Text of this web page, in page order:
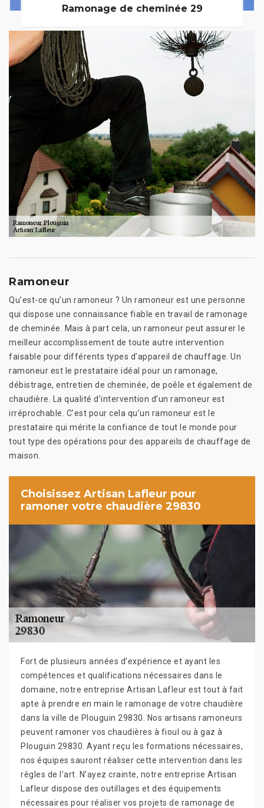
Ramonage de cheminée 29
Ramoneur
Qu’est-ce qu’un ramoneur ? Un ramoneur est une personne
qui dispose une connaissance fiable en travail de ramonage
de cheminée. Mais à part cela, un ramoneur peut assurer le
meilleur accomplissement de toute autre intervention
faisable pour différents types d’appareil de chauffage. Un
ramoneur est le prestataire idéal pour un ramonage,
débistrage, entretien de cheminée, de poêle et également de
chaudière. La qualité d’intervention d’un ramoneur est
irréprochable. C’est pour cela qu’un ramoneur est le
prestataire qui mérite la confiance de tout le monde pour
tout type des opérations pour des appareils de chauffage de
maison.
Choisissez Artisan Lafleur pour
ramoner votre chaudière 29830
Fort de plusieurs années d’expérience et ayant les
compétences et qualifications nécessaires dans le
domaine, notre entreprise Artisan Lafleur est tout à fait
apte à prendre en main le ramonage de votre chaudière
dans la ville de Plouguin 29830. Nos artisans ramoneurs
peuvent ramoner vos chaudières à fioul ou à gaz à
Plouguin 29830. Ayant reçu les formations nécessaires,
nos équipes sauront réaliser cette intervention dans les
règles de l’art. N’ayez crainte, notre entreprise Artisan
Lafleur dispose des outillages et des équipements
nécessaires pour réaliser vos projets de ramonage de